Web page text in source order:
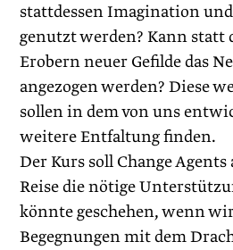
stattdessen Imagination
genutzt werden? Kann statt
Erobern neuer Gefilde das
angezogen werden? Diese
sollen in dem von uns
weitere Entfaltung finden.
Der Kurs soll Change
Reise die nötige
könnte geschehen, wenn
Begegnungen mit dem